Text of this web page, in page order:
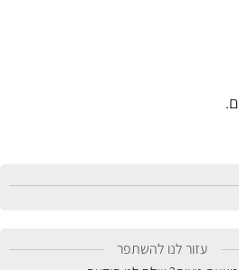
עזור לנו להשתפר